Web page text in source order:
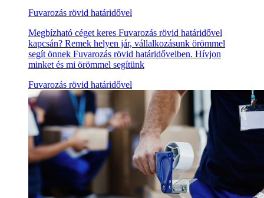
Fuvarozás rövid határidővel
Megbízható céget keres Fuvarozás rövid határidővel
kapcsán? Remek helyen jár, vállalkozásunk örömmel
segít önnek Fuvarozás rövid határidővelben. Hívjon
minket és mi örömmel segítünk
Fuvarozás rövid határidővel